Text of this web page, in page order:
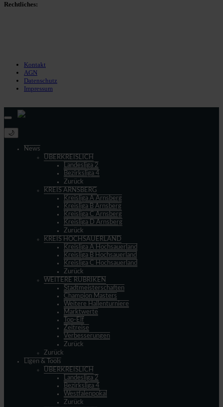
Rechtliches:
Kontakt
AGN
Datenschutz
Impressum
🌙
News
ÜBERKREISLICH
Landesliga 2
Bezirksliga 4
Zurück
KREIS ARNSBERG
Kreisliga A Arnsberg
Kreisliga B Arnsberg
Kreisliga C Arnsberg
Kreisliga D Arnsberg
Zurück
KREIS HOCHSAUERLAND
Kreisliga A Hochsauerland
Kreisliga B Hochsauerland
Kreisliga C Hochsauerland
Zurück
WEITERE RUBRIKEN
Stadtmeisterschaften
Champion Masters
Weitere Hallenturniere
Marktwerte
Top-Elf
Zeitreise
Verbesserungen
Zurück
Zurück
Ligen & Tools
ÜBERKREISLICH
Landesliga 2
Bezirksliga 4
Westfalenpokal
Zurück